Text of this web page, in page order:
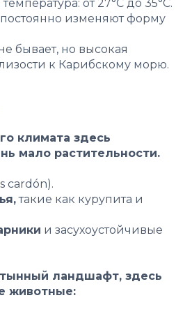
от 27°C до 35°C.
изменяют форму
бывает, но высокая
к Карибскому морю.
климата здесь
мало растительности.
cardón).
такие как курупита и
и засухоустойчивые
ландшафт, здесь
животные: